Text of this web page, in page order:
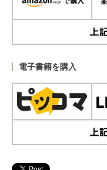
電子書籍を購入